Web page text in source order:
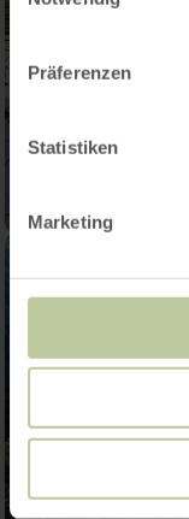
Präferenzen
Statistiken
Marketing